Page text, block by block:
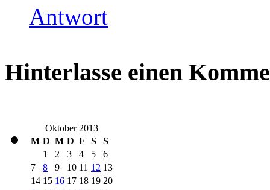
Antwort
Hinterlasse einen
Oktober 2013
M D M D F S S
1 2 3 4 5
6
7
8 9 10 11 12 13
14 15 16 17 18 19 20